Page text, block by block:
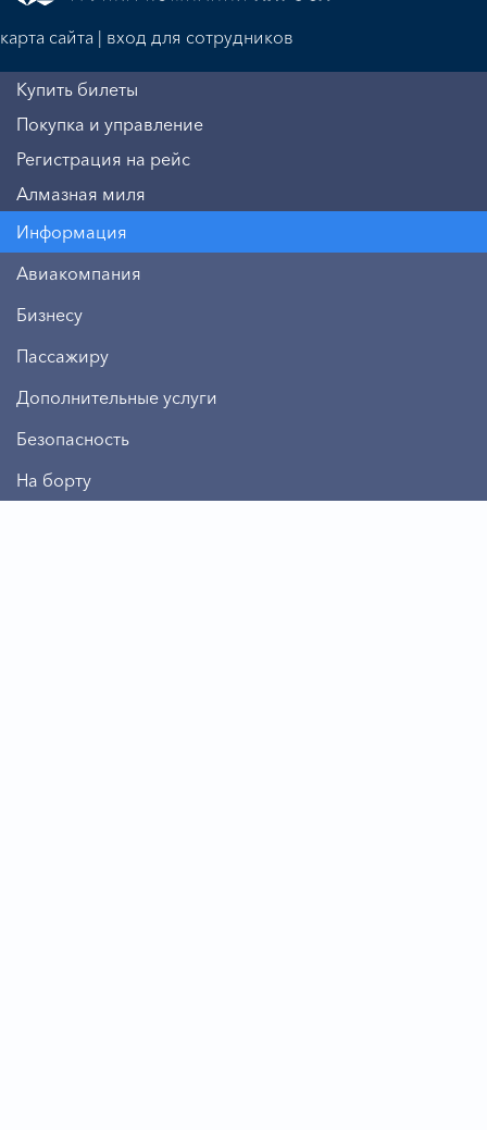
карта сайта | вход для сотрудников
Купить билеты
Покупка и управление
Регистрация на рейс
Алмазная миля
Информация
Авиакомпания
Бизнесу
Пассажиру
Дополнительные услуги
Безопасность
На борту